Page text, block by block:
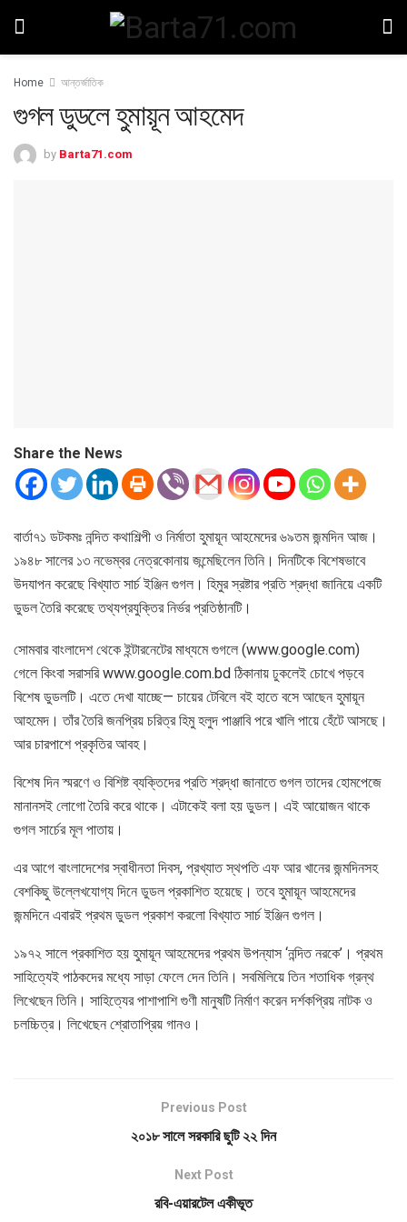
Home আন্তর্জাতিক
গুগল ডুডলে হ‌ুমায়ূন আহমেদ
by Barta71.com
Share the News
বার্তা৭১ ডটকমঃ নন্দিত কথাশিল্পী ও নির্মাতা হ‌ুমায়ূন আহমেদের ৬৯তম জন্মদিন আজ।
১৯৪৮ সালের ১৩ নভেম্বর নেত্রকোনায় জন্মেছিলেন তিনি। দিনটিকে বিশেষভাবে
উদযাপন করেছে বিখ্যাত সার্চ ইঞ্জিন গুগল। হিমুর স্রষ্টার প্রতি শ্রদ্ধা জানিয়ে একটি
ডুডল তৈরি করেছে তথ্যপ্রযুক্তির নির্ভর প্রতিষ্ঠানটি।
সোমবার বাংলাদেশ থেকে ইন্টারনেটের মাধ্যমে গুগলে (www.google.com)
গেলে কিংবা সরাসরি www.google.com.bd ঠিকানায় ঢুকলেই চোখে পড়বে
বিশেষ ডুডলটি। এতে দেখা যাচ্ছে— চায়ের টেবিলে বই হাতে বসে আছেন হ‌ুমায়ূন
আহমেদ। তাঁর তৈরি জনপ্রিয় চরিত্র হিমু হলুদ পাঞ্জাবি পরে খালি পায়ে হেঁটে আসছে।
আর চারপাশে প্রকৃতির আবহ।
বিশেষ দিন স্মরণে ও বিশিষ্ট ব্যক্তিদের প্রতি শ্রদ্ধা জানাতে গুগল তাদের হোমপেজে
মানানসই লোগো তৈরি করে থাকে। এটাকেই বলা হয় ডুডল। এই আয়োজন থাকে
গুগল সার্চের মূল পাতায়।
এর আগে বাংলাদেশের স্বাধীনতা দিবস, প্রখ্যাত স্থপতি এফ আর খানের জন্মদিনসহ
বেশকিছু উল্লেখযোগ্য দিনে ডুডল প্রকাশিত হয়েছে। তবে হ‌ুমায়ূন আহমেদের
জন্মদিনে এবারই প্রথম ডুডল প্রকাশ করলো বিখ্যাত সার্চ ইঞ্জিন গুগল।
১৯৭২ সালে প্রকাশিত হয় হ‌ুমায়ূন আহমেদের প্রথম উপন্যাস ‘নন্দিত নরকে’। প্রথম
সাহিত্যেই পাঠকদের মধ্যে সাড়া ফেলে দেন তিনি। সবমিলিয়ে তিন শতাধিক গ্রন্থ
লিখেছেন তিনি। সাহিত্যের পাশাপাশি গুণী মানুষটি নির্মাণ করেন দর্শকপ্রিয় নাটক ও
চলচ্চিত্র। লিখেছেন শ্রোতাপ্রিয় গানও।
Previous Post
২০১৮ সালে সরকারি ছুটি ২২ দিন
Next Post
রবি-এয়ারটেল একীভূত